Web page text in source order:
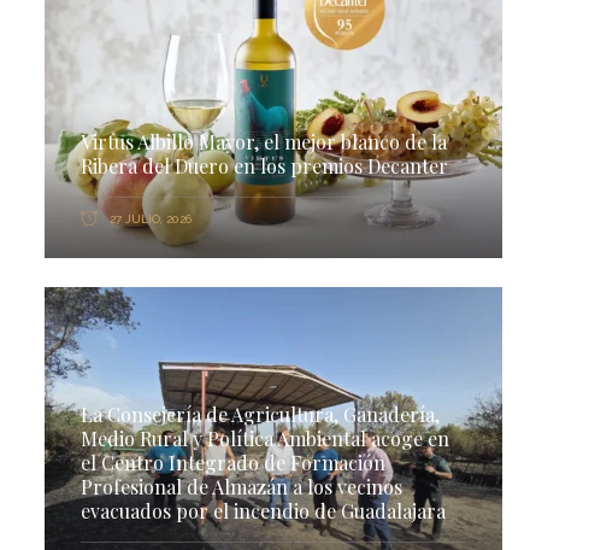
Virtus Albillo Mayor, el mejor blanco de la
Ribera del Duero en los premios Decanter
27 JULIO, 2026
La Consejería de Agricultura, Ganadería,
Medio Rural y Política Ambiental acoge en
el Centro Integrado de Formación
Profesional de Almazán a los vecinos
evacuados por el incendio de Guadalajara